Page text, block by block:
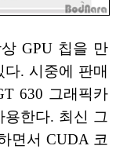
GPU 칩을 만
. 시중에 판매
630 그래픽카
한다. 최신 그
면서 CUDA 코